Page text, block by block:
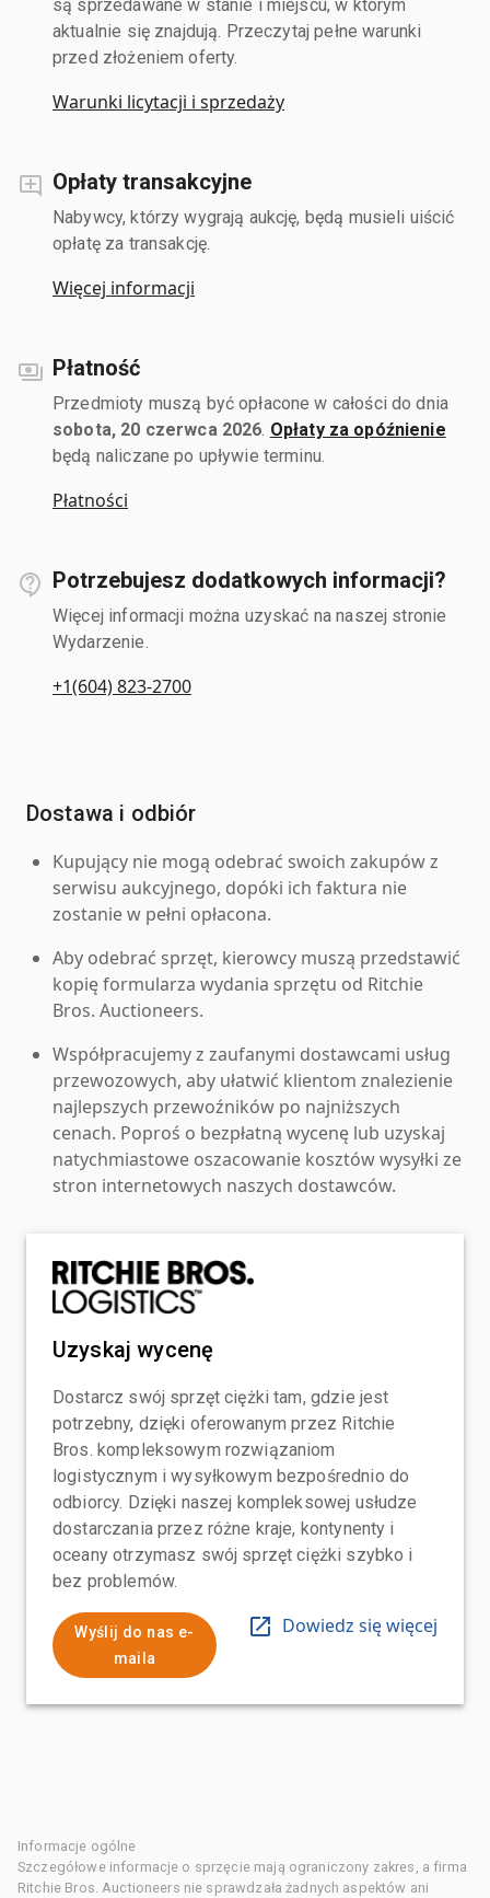
są sprzedawane w stanie i miejscu, w którym
aktualnie się znajdują. Przeczytaj pełne warunki
przed złożeniem oferty.
Warunki licytacji i sprzedaży
Opłaty transakcyjne
Nabywcy, którzy wygrają aukcję, będą musieli uiścić
opłatę za transakcję.
Więcej informacji
Płatność
Przedmioty muszą być opłacone w całości do dnia
sobota, 20 czerwca 2026 Opłaty za opóźnienie
będą naliczane po upływie terminu.
Płatności
Potrzebujesz dodatkowych informacji?
Więcej informacji można uzyskać na naszej stronie
Wydarzenie.
+1(604) 823-2700
Dostawa i odbiór
Kupujący nie mogą odebrać swoich zakupów z
serwisu aukcyjnego, dopóki ich faktura nie
zostanie w pełni opłacona.
Aby odebrać sprzęt, kierowcy muszą przedstawić
kopię formularza wydania sprzętu od Ritchie
Bros. Auctioneers.
Współpracujemy z zaufanymi dostawcami usług
przewozowych, aby ułatwić klientom znalezienie
najlepszych przewoźników po najniższych
cenach. Poproś o bezpłatną wycenę lub uzyskaj
natychmiastowe oszacowanie kosztów wysyłki ze
stron internetowych naszych dostawców.
Uzyskaj wycenę
Dostarcz swój sprzęt ciężki tam, gdzie jest
potrzebny, dzięki oferowanym przez Ritchie
Bros. kompleksowym rozwiązaniom
logistycznym i wysyłkowym bezpośrednio do
odbiorcy. Dzięki naszej kompleksowej usłudze
dostarczania przez różne kraje, kontynenty i
oceany otrzymasz swój sprzęt ciężki szybko i
bez problemów.
Wyślij do nas e-
maila
Dowiedz się więcej
Informacje ogólne
Szczegółowe informacje o sprzęcie mają ograniczony zakres, a firma
Ritchie Bros. Auctioneers nie sprawdzała żadnych aspektów ani